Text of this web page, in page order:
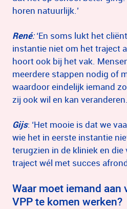
horen natuurlijk.’
René:‘En soms lukt het
instantie niet om het traject
hoort ook bij het vak.
meerdere stappen nodig of
waardoor eindelijk iemand
zij ook wil en kan
Gijs: ‘Het mooie is dat we
wie het in eerste instantie
terugzien in de kliniek en
traject wél met succes
Waar moet iemand aan
VPP te komen werken?